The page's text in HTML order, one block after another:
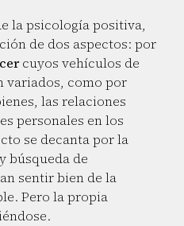
la psicología positiva,
de dos aspectos: por
cuyos vehículos de
variados, como por
las relaciones
personales en los
se decanta por la
búsqueda de
sentir bien de la
Pero la propia